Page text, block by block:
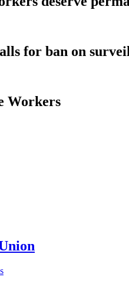
for ban on
Workers